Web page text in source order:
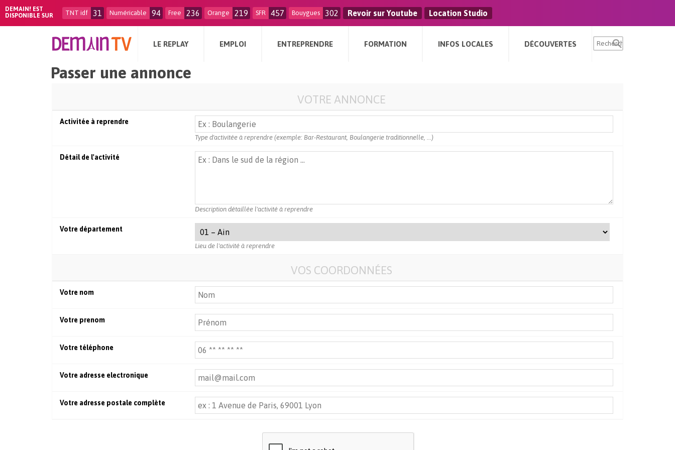
DEMAIN! EST
DISPONIBLE SUR
TNT idf 31 Numéricable 94 Free 236 Orange 219 SFR 457 Bouygues 302 Revoir sur Youtube Location Studio
LE REPLAY EMPLOI ENTREPRENDRE FORMATION INFOS LOCALES DÉCOUVERTES
Passer une annonce
VOTRE ANNONCE
Activitée à reprendre
Type d'activitée à reprendre (exemple: Bar-Restaurant, Boulangerie traditionnelle, ...)
Détail de l'activité
Description détaillée l'activité à reprendre
Votre département
Lieu de l'activité à reprendre
VOS COORDONNÉES
Votre nom
Votre prenom
Votre téléphone
Votre adresse electronique
Votre adresse postale complète